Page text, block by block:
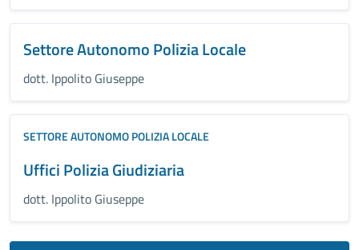
Settore Autonomo Polizia Locale
dott. Ippolito Giuseppe
SETTORE AUTONOMO POLIZIA LOCALE
Uffici Polizia Giudiziaria
dott. Ippolito Giuseppe